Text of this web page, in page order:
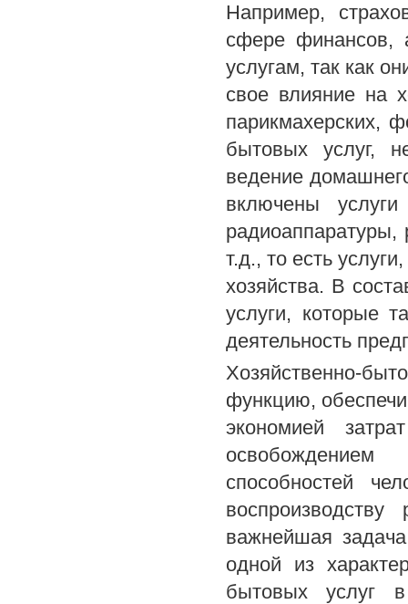
Например,
сфере финансов,
услугам, так как
свое влияние на
парикмахерских,
бытовых услуг,
ведение
включены
радиоаппаратуры,
т.д., то есть
хозяйства. В
услуги, которые
деятельность
Хозяйственно-
функцию,
экономией
способностей
важнейшая
одной из
бытовых услуг